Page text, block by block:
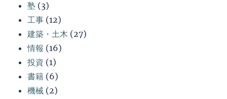
塾 (3)
工事 (12)
建築・土木 (27)
情報 (16)
投資 (1)
書籍 (6)
機械 (2)